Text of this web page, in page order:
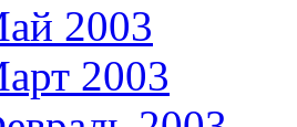
2003
2003